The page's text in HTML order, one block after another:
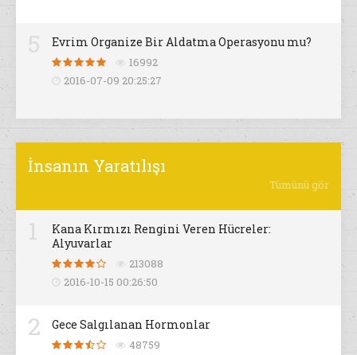
Evrim Organize Bir Aldatma Operasyonu mu?
16992
2016-07-09 20:25:27
İnsanın Yaratılışı
Tümünü gör
Kana Kırmızı Rengini Veren Hücreler:
Alyuvarlar
213088
2016-10-15 00:26:50
2 Gece Salgılanan Hormonlar
48759